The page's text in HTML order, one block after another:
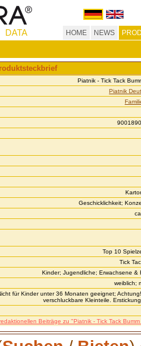
DATA HOME NEWS
Piatnik - Tick Tack
Piatnik
Geschicklichkeit;
Top 10
Tick
Kinder; Jugendliche; Erwachsene &
weiblich;
für Kinder unter 36 Monaten geeignet;
verschluckbare Kleinteile.
Beiträge zu "Piatnik - Tick Tack Bumm